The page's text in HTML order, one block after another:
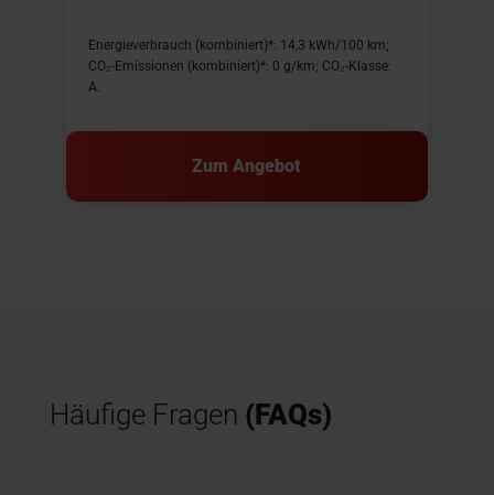
Energieverbrauch (kombiniert)*: 14,3 kWh/100 km;
CO₂-Emissionen (kombiniert)*: 0 g/km; CO₂-Klasse:
A.
Zum Angebot
Häufige Fragen (FAQs)